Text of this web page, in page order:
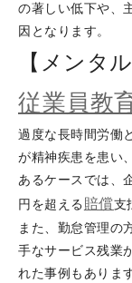
の著しい低下や、
因となります。
【メンタ
従業員教
過度な長時間労働
が精神疾患を患い
あるケースでは、
円を超える 賠償支
また、勤怠管理の
手なサービス残業
れた事例もありま